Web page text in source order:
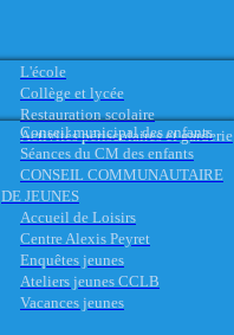
L'école
Collège et lycée
Restauration scolaire
Activités périscolaires et garderie
Conseil municipal des enfants
Séances du CM des enfants
CONSEIL COMMUNAUTAIRE
DE JEUNES
Accueil de Loisirs
Centre Alexis Peyret
Enquêtes jeunes
Ateliers jeunes CCLB
Vacances jeunes